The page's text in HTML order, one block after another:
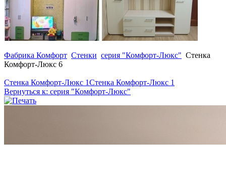
Фабрика Комфорт Стенки серия "Комфорт-Люкс" Стенка
Комфорт-Люкс 6
Стенка Комфорт-Люкс 1Стенка Комфорт-Люкс 1
Вернуться к: серия "Комфорт-Люкс"